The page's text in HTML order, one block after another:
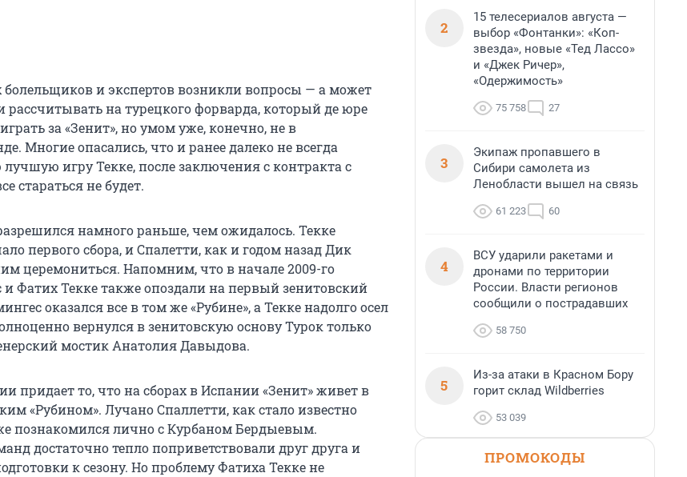
болельщиков и экспертов возникли вопросы — а может
рассчитывать на турецкого форварда, который де юре
за «Зенит», но умом уже, конечно, не в
Многие опасались, что и ранее далеко не всегда
игру Текке, после заключения с контракта с
стараться не будет.
намного раньше, чем ожидалось. Текке
первого сбора, и Спалетти, как и годом назад Дик
церемониться. Напомним, что в начале 2009-го
Фатих Текке также опоздали на первый зенитовский
оказался все в том же «Рубине», а Текке надолго осел
вернулся в зенитовскую основу Турок только
мостик Анатолия Давыдова.
придает то, что на сборах в Испании «Зенит» живет в
«Рубином». Лучано Спаллетти, как стало известно
познакомился лично с Курбаном Бердыевым.
достаточно тепло поприветствовали друг друга и
к сезону. Но проблему Фатиха Текке не
2
15 телесериалов августа —
выбор «Фонтанки»: «Коп-
звезда», новые «Тед Лассо»
и «Джек Ричер»,
«Одержимость»
75 758 27
3
Экипаж пропавшего в
Сибири самолета из
Ленобласти вышел на связь
61 223 60
4
ВСУ ударили ракетами и
дронами по территории
России. Власти регионов
сообщили о пострадавших
58 750
5
Из-за атаки в Красном Бору
горит склад Wildberries
53 039
ПРОМОКОДЫ